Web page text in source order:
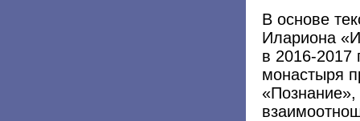
В основе
Илариона
в 2016-2017
монастыря